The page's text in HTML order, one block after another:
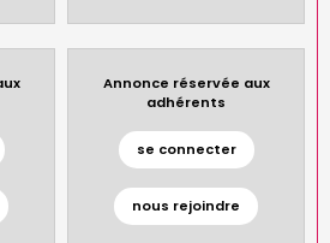
Annonce réservée aux
adhérents
se connecter
nous rejoindre